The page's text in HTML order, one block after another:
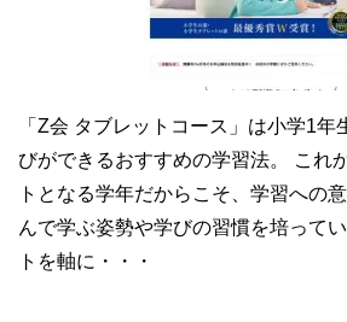
「Z会 タブレットコース」は小学1年
びができるおすすめの学習法。 これ
トとなる学年だからこそ、学習への
んで学ぶ姿勢や学びの習慣を培って
トを軸に・・・